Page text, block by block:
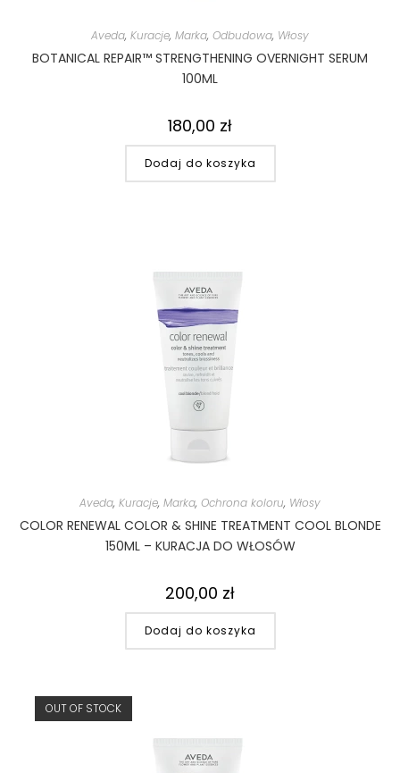
Aveda, Kuracje, Marka, Odbudowa, Włosy
BOTANICAL REPAIR™ STRENGTHENING OVERNIGHT SERUM
100ML
180,00 zł
Dodaj do koszyka
Aveda, Kuracje, Marka, Ochrona koloru, Włosy
COLOR RENEWAL COLOR & SHINE TREATMENT COOL BLONDE
150ML – KURACJA DO WŁOSÓW
200,00 zł
Dodaj do koszyka
OUT OF STOCK